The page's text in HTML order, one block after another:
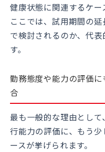
健康状態に関連するケー
ここでは、試用期間の
で検討されるのか、代
す。
勤務態度や能力の評価
合
最も一般的な理由とし
行能力の評価に、もう
ースが挙げられます。